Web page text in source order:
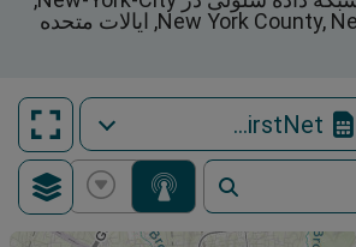
AT&T FirstNet